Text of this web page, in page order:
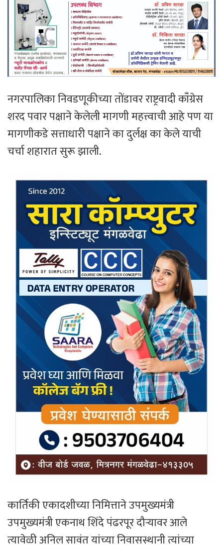
नगरपालिका निवडणूकीच्या तोंडावर राष्ट्रवादी काँग्रेस
शरद पवार पक्षाने केलेली मागणी महत्त्वाची आहे पण या
मागणीकडे सत्ताधारी पक्षाने का दुर्लक्ष का केले याची
चर्चा शहारात सुरू झाली.
कार्तिकी एकादशीच्या निमित्ताने उपमुख्यमंत्री
उपमुख्यमंत्री एकनाथ शिंदे पंढरपूर दौऱ्यावर आले
त्यावेळी अनिल सावंत यांच्या निवासस्थानी त्यांच्या